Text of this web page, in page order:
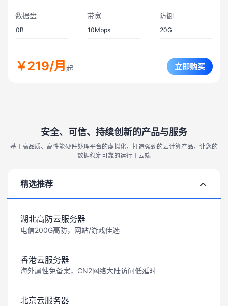
数据盘
0B
带宽
10Mbps
防御
20G
￥219/月起 立即购买
安全、可信、持续创新的产品与服务
基于高品质、高性能硬件处理平台的虚拟化，打造强劲的云计算产品，让您的
数据稳定可靠的运行于云端
精选推荐
湖北高防云服务器
电信200G高防，网站/游戏佳选
香港云服务器
海外属性免备案，CN2网络大陆访问低延时
北京云服务器